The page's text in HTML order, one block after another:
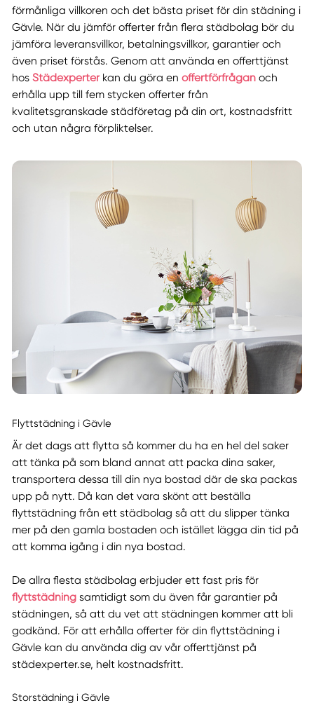
förmånliga villkoren och det bästa priset för din städning i
Gävle. När du jämför offerter från flera städbolag bör du
jämföra leveransvillkor, betalningsvillkor, garantier och
även priset förstås. Genom att använda en offerttjänst
hos Städexperterkan du göra en offertförfråganoch
erhålla upp till fem stycken offerter från
kvalitetsgranskade städföretag på din ort, kostnadsfritt
och utan några förpliktelser.
Flyttstädning i Gävle
Är det dags att flytta så kommer du ha en hel del saker
att tänka på som bland annat att packa dina saker,
transportera dessa till din nya bostad där de ska packas
upp på nytt. Då kan det vara skönt att beställa
flyttstädning från ett städbolag så att du slipper tänka
mer på den gamla bostaden och istället lägga din tid på
att komma igång i din nya bostad.
De allra flesta städbolag erbjuder ett fast pris för
flyttstädningsamtidigt som du även får garantier på
städningen, så att du vet att städningen kommer att bli
godkänd. För att erhålla offerter för din flyttstädning i
Gävle kan du använda dig av vår offerttjänst på
städexperter.se, helt kostnadsfritt.
Storstädning i Gävle